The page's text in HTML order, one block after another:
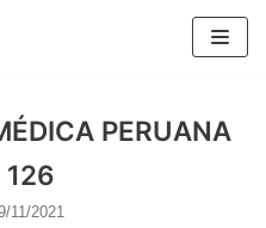
PERUANA
126
11/2021